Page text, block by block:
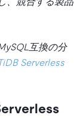
互換の分
Serverless